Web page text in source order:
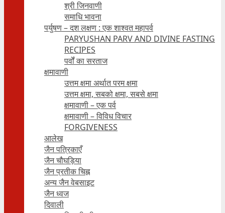
श्री जिनवाणी
समाधि भावना
पर्युषण – दश लक्षण : एक शाश्वत महापर्व
PARYUSHAN PARV AND DIVINE FASTING
RECIPES
पर्वों का सरताज
क्षमावाणी
उत्तम क्षमा अर्थात परम क्षमा
उत्तम क्षमा, सबको क्षमा, सबसे क्षमा
क्षमावाणी – एक पर्व
क्षमावाणी – विविध विचार
FORGIVENESS
आलेख
जैन पत्रिकाएँ
जैन चौघड़िया
जैन प्रतीक चिह्न
अन्य जैन वेबसाइट
जैन ध्वज
दिवाली